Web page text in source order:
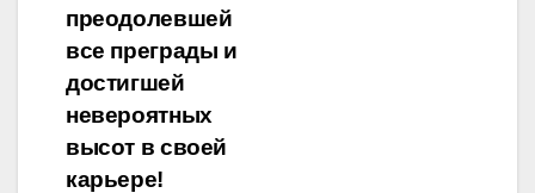
преодолевшей
все преграды и
достигшей
невероятных
высот в своей
карьере!